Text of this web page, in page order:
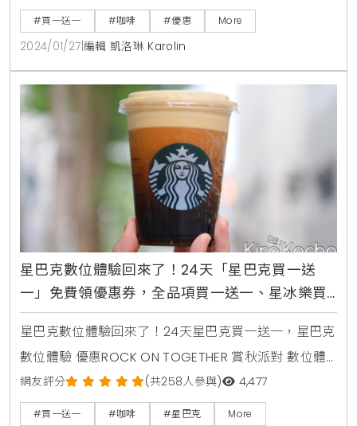
惠，精選12款人氣隱藏版飲品，推出快閃買一送一優
惠，連續3天讓大家揪團來喝星巴克買一送一。延伸閱
讀：東京車站伴手禮TOP 10品牌「Now on
Cheese♪」來台快閃開賣，消費滿額送限量品牌托特
袋指定品項包括香檸蜜柚冷萃咖啡、冷萃咖啡、焦糖瑪
奇朵、太妃風
#買一送一 #咖啡 #優惠 More
2024/01/27 編輯 凱洛琳 Karolin
星巴克數位體驗回來了！24天「星巴克買一送
一」免費領優惠券，全品項買一送一、星冰樂買
一送一都有
星巴克數位體驗回來了！24天星巴克買一送一，星巴克
數位體驗 優惠ROCK ON TOGETHER 賞秋派對 數位體
驗活動時間：2023/10/12(四)-2023/10/31(二)；最後兌
換日為2023/11/2(四)活動內容：活動期間完成數位體驗
網友評分 (共258人參與) 4,477
#買一送一 #咖啡 #星巴克 More